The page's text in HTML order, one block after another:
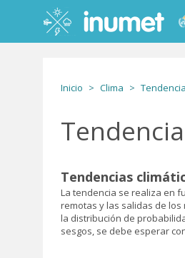
principal
Inicio Clima
Tendencias
La tendencia se realiza en
remotas y las salidas de
la distribución de
sesgos, se debe esperar